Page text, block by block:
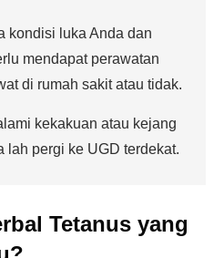
kondisi luka Anda dan
mendapat perawatan
di rumah sakit atau tidak.
kekakuan atau kejang
lah pergi ke UGD terdekat.
Tetanus yang